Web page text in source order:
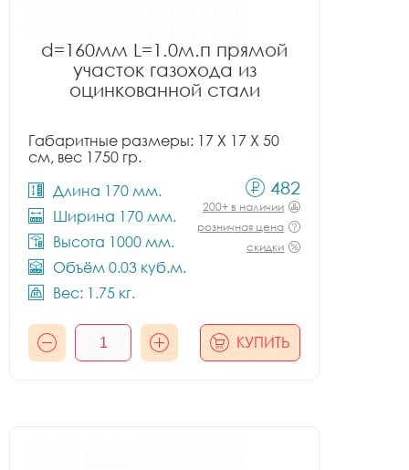
d=160мм L=1.0м.п прямой
участок газохода из
оцинкованной стали
Габаритные размеры: 17 X 17 X 50
см, вес 1750 гр.
Длина 170 мм.
Ширина 170 мм.
Высота 1000 мм.
Объём 0.03 куб.м.
Вес: 1.75 кг.
482
200+ в наличии
розничная цена
скидки
КУПИТЬ